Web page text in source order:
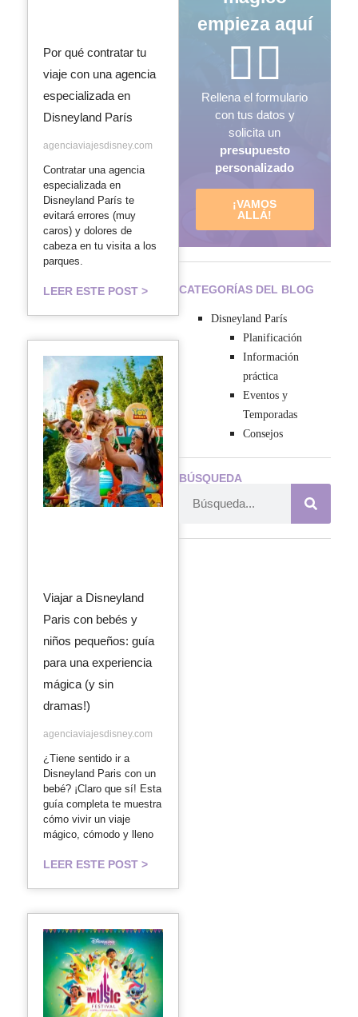
Por qué contratar tu
viaje con una agencia
especializada en
Disneyland París
agenciaviajesdisney.com
Contratar una agencia
especializada en
Disneyland París te
evitará errores (muy
caros) y dolores de
cabeza en tu visita a los
parques.
LEER ESTE POST >
Viajar a Disneyland
Paris con bebés y
niños pequeños: guía
para una experiencia
mágica (y sin
dramas!)
agenciaviajesdisney.com
¿Tiene sentido ir a
Disneyland Paris con un
bebé? ¡Claro que sí! Esta
guía completa te muestra
cómo vivir un viaje
mágico, cómodo y lleno
LEER ESTE POST >
empieza aquí
🧞‍♂️
Rellena el formulario
con tus datos y
solicita un
presupuesto
personalizado
¡VAMOS
ALLÁ!
CATEGORÍAS DEL BLOG
Disneyland París
Planificación
Información
práctica
Eventos y
Temporadas
Consejos
BÚSQUEDA